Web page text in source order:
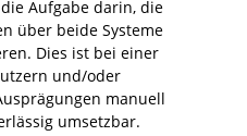
Aufgabe darin, die
über beide Systeme
Dies ist bei einer
und/oder
manuell
umsetzbar.